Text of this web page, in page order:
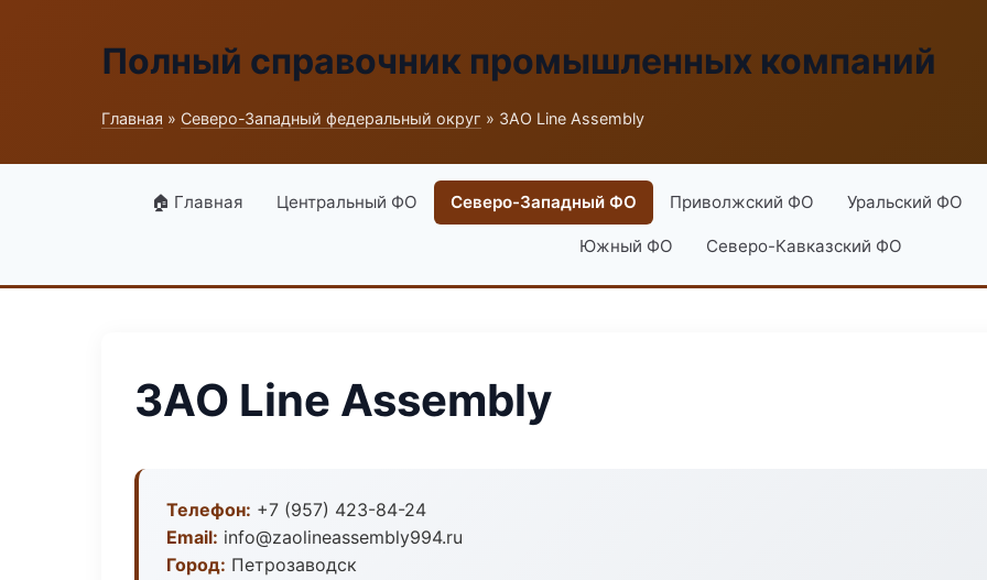
Полный справочник промышленных компаний
Главная » Северо-Западный федеральный округ » ЗАО Line Assembly
🏠 Главная Центральный ФО Северо-Западный ФО Приволжский ФО Уральский ФО
Южный ФО Северо-Кавказский ФО
ЗАО Line Assembly
Телефон: +7 (957) 423-84-24
Email: info@zaolineassembly994.ru
Город: Петрозаводск